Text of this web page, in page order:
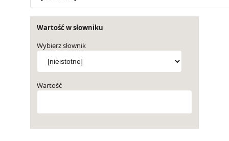
Wartość w słowniku
Wybierz słownik
Wartość